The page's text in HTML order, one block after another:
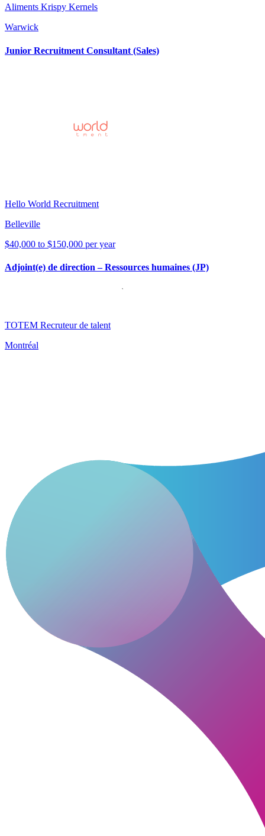
Aliments Krispy Kernels
Warwick
Junior Recruitment Consultant (Sales)
Hello World Recruitment
Belleville
$40,000 to $150,000 per year
Adjoint(e) de direction – Ressources humaines (JP)
TOTEM Recruteur de talent
Montréal